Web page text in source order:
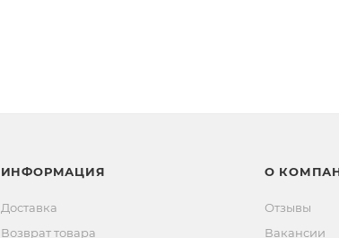
ИНФОРМАЦИЯ
Доставка
Возврат товара
О
Отзывы
Вакансии